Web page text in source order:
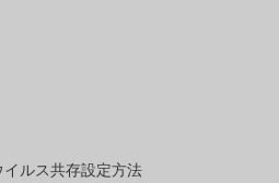
ルス共存設定方法